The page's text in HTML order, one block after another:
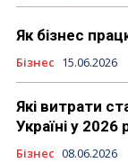
Як бізнес
Бізнес 15.06.2026
Які витрати
Україні у 2026
Бізнес 08.06.2026